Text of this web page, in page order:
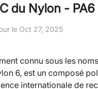
du Nylon - PA6
le Oct 27, 2025
connu sous les
6, est un composé
internationale de